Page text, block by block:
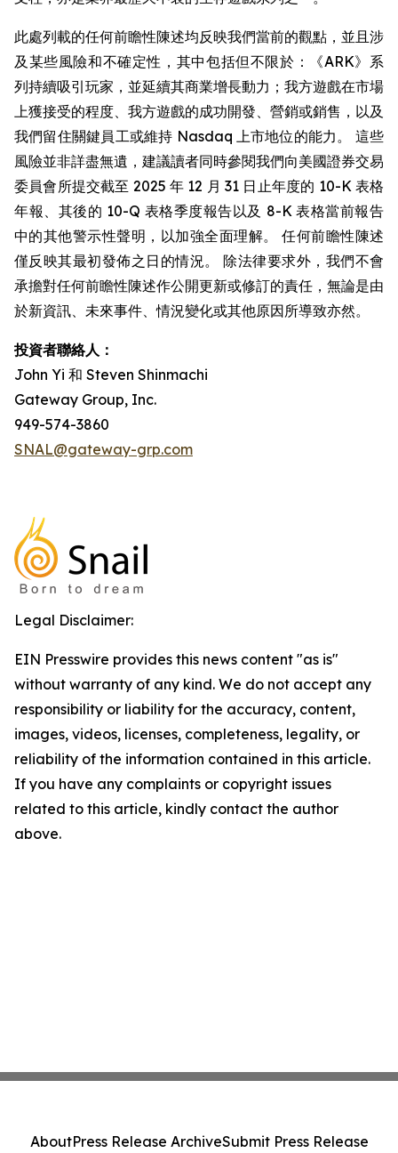
此處列載的任何前瞻性陳述均反映我們當前的觀點，並且涉
及某些風險和不確定性，其中包括但不限於：《ARK》系
列持續吸引玩家，並延續其商業增長動力；我方遊戲在市場
上獲接受的程度、我方遊戲的成功開發、營銷或銷售，以及
我們留住關鍵員工或維持 Nasdaq 上市地位的能力。 這些
風險並非詳盡無遺，建議讀者同時參閱我們向美國證券交易
委員會所提交截至 2025 年 12 月 31 日止年度的 10-K 表格
年報、其後的 10-Q 表格季度報告以及 8-K 表格當前報告
中的其他警示性聲明，以加強全面理解。 任何前瞻性陳述
僅反映其最初發佈之日的情況。 除法律要求外，我們不會
承擔對任何前瞻性陳述作公開更新或修訂的責任，無論是由
於新資訊、未來事件、情況變化或其他原因所導致亦然。
投資者聯絡人：
John Yi 和 Steven Shinmachi
Gateway Group, Inc.
949-574-3860
SNAL@gateway-grp.com
Legal Disclaimer:
EIN Presswire provides this news content "as is"
without warranty of any kind. We do not accept any
responsibility or liability for the accuracy, content,
images, videos, licenses, completeness, legality, or
reliability of the information contained in this article.
If you have any complaints or copyright issues
related to this article, kindly contact the author
above.
AboutPress Release ArchiveSubmit Press Release